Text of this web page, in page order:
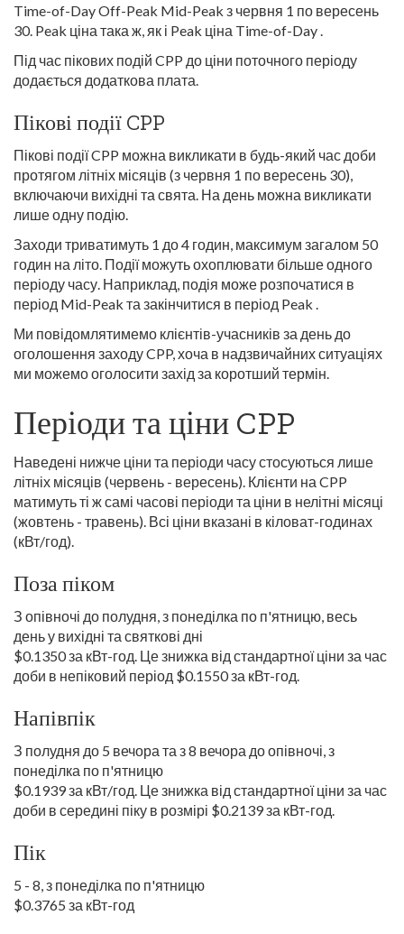
Time-of-Day Off-Peak Mid-Peak з червня 1 по вересень
30. Peak ціна така ж, як і Peak ціна Time-of-Day .
Під час пікових подій CPP до ціни поточного періоду
додається додаткова плата.
Пікові події CPP
Пікові події CPP можна викликати в будь-який час доби
протягом літніх місяців (з червня 1 по вересень 30),
включаючи вихідні та свята. На день можна викликати
лише одну подію.
Заходи триватимуть 1 до 4 годин, максимум загалом 50
годин на літо. Події можуть охоплювати більше одного
періоду часу. Наприклад, подія може розпочатися в
період Mid-Peak та закінчитися в період Peak .
Ми повідомлятимемо клієнтів-учасників за день до
оголошення заходу CPP, хоча в надзвичайних ситуаціях
ми можемо оголосити захід за коротший термін.
Періоди та ціни CPP
Наведені нижче ціни та періоди часу стосуються лише
літніх місяців (червень - вересень). Клієнти на CPP
матимуть ті ж самі часові періоди та ціни в нелітні місяці
(жовтень - травень). Всі ціни вказані в кіловат-годинах
(кВт/год).
Поза піком
З опівночі до полудня, з понеділка по п'ятницю, весь
день у вихідні та святкові дні
$0.1350 за кВт-год. Це знижка від стандартної ціни за час
доби в непіковий період $0.1550 за кВт-год.
Напівпік
З полудня до 5 вечора та з 8 вечора до опівночі, з
понеділка по п'ятницю
$0.1939 за кВт/год. Це знижка від стандартної ціни за час
доби в середині піку в розмірі $0.2139 за кВт-год.
Пік
5 - 8, з понеділка по п'ятницю
$0.3765 за кВт-год